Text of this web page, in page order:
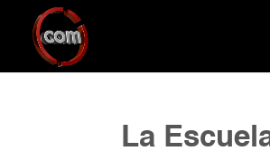
La